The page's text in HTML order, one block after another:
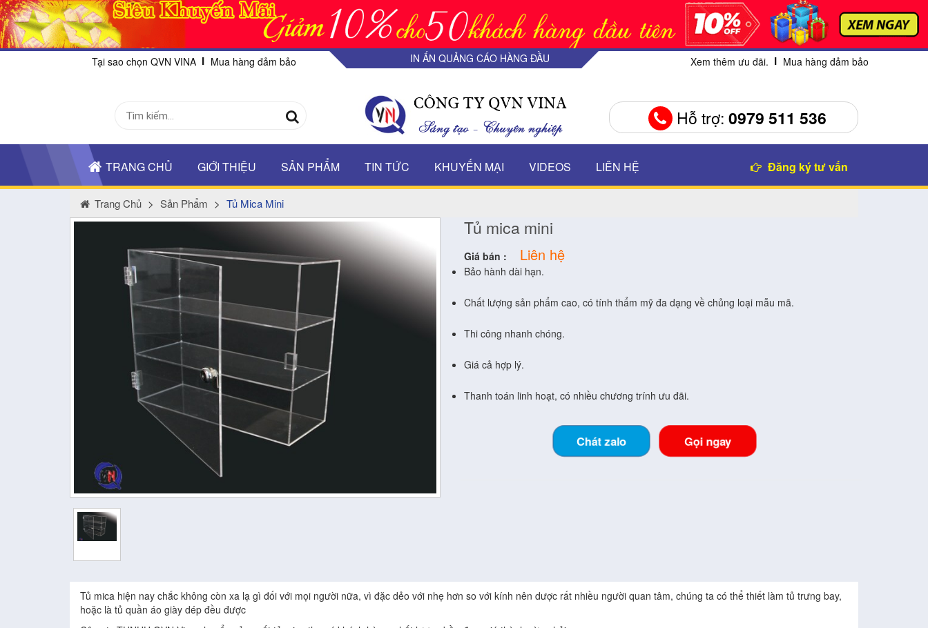
Tại sao chọn QVN VINA Mua hàng đảm bảo IN ẤN QUẢNG CÁO HÀNG ĐẦU Xem thêm ưu đãi. Mua hàng đảm bảo
Hỗ trợ: 0979 511 536
TRANG CHỦ GIỚI THIỆU SẢN PHẨM TIN TỨC KHUYẾN MẠI VIDEOS LIÊN HỆ Đăng ký tư vấn
Trang Chủ > Sản Phẩm > Tủ Mica Mini
Tủ mica mini
Giá bán : Liên hệ
Bảo hành dài hạn.
Chất lượng sản phẩm cao, có tính thẩm mỹ đa dạng về chủng loại mẫu mã.
Thi công nhanh chóng.
Giá cả hợp lý.
Thanh toán linh hoạt, có nhiều chương trính ưu đãi.
Chát zalo Gọi ngay
Tủ mica hiện nay chắc không còn xa lạ gì đối với mọi người nữa, vì đặc dẻo với nhẹ hơn so với kính nên dược rất nhiều người quan tâm, chúng ta có thể thiết làm tủ trưng bay,
hoặc là tủ quần áo giày dép đều được